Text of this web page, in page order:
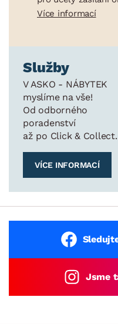
Více informací
Služby
V ASKO - NÁBYTEK
myslíme na vše!
Od odborného
poradenství
až po Click & Collect.
VÍCE INFORMACÍ
Jsme